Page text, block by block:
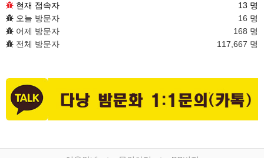
현재 접속자
13 명
오늘 방문자
16 명
어제 방문자
168 명
전체 방문자
117,667 명